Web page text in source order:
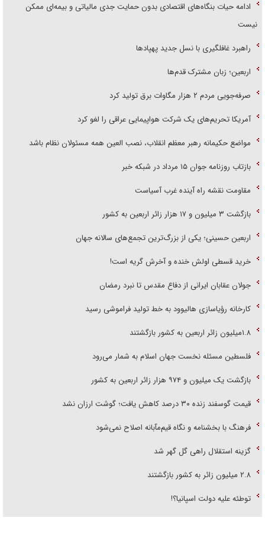
ادامه حیات بنگاه‌های اقتصادی بدون حمایت جدی مالیاتی و بیمه‌ای ممکن
نیست
راهبرد غافلگیری با نسل جدید پهپاد‌ها
اربعین؛ زبان مشترک قدم‌ها
صرفه‌جویی مردم ۲ هزار مگاوات برق تولید کرد
آمریکا تحریم‌های یک شرکت هواپیمایی عراقی را لغو کرد
مواضع حکیمانه رهبر معظم انقلاب، نصب العین همه مسئولان نظام باشد
بازتاب روزنامه جوان ۱۵ مرداد در شبکه خبر
مقاومت نقشه راه آینده غرب آسیاست
بازگشت ۳ میلیون و ۱۷ هزار زائر اربعین به کشور
اربعین حسینی؛ یکی از بزرگ‌ترین تجمع‌های سالانه جهان
خرید قسطی اولش خنده و آخرش گریه است!
جولان عقابان ایرانی از دفاع مقدس تا نبرد رمضان
کارخانه رؤیاسازی هالیوود به خط تولید فراموشی رسید
۱.۸میلیون زائر اربعین به کشور بازگشتند
فلسطین مسئله نخست جهان اسلام به شمار می‌رود
بازگشت یک میلیون و ۹۷۴ هزار زائر اربعین به کشور
قیمت گوسفند زنده ۳۰ درصد کاهش یافت؛ گوشت ارزان نشد
فرهنگ با بخشنامه و نگاه قیم‌مآبانه اصلاح نمی‌شود
گزینه استقلال راهی گل گهر شد
۲.۸ میلیون زائر به کشور بازگشتند
توطئه علیه دولت اسپانیا؟!